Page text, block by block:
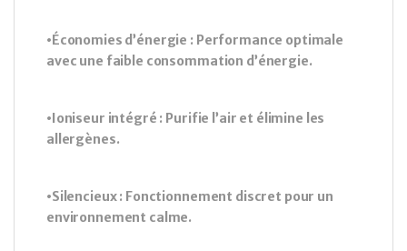
•Économies d’énergie : Performance optimale
avec une faible consommation d’énergie.
•Ioniseur intégré : Purifie l’air et élimine les
allergènes.
•Silencieux : Fonctionnement discret pour un
environnement calme.